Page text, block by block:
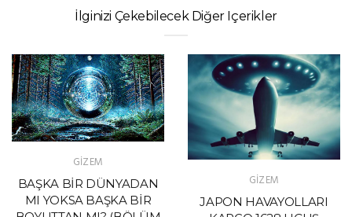
İlginizi Çekebilecek Diğer Içerikler
GİZEM
BAŞKA BİR DÜNYADAN
MI YOKSA BAŞKA BİR
GİZEM
JAPON HAVAYOLLARI